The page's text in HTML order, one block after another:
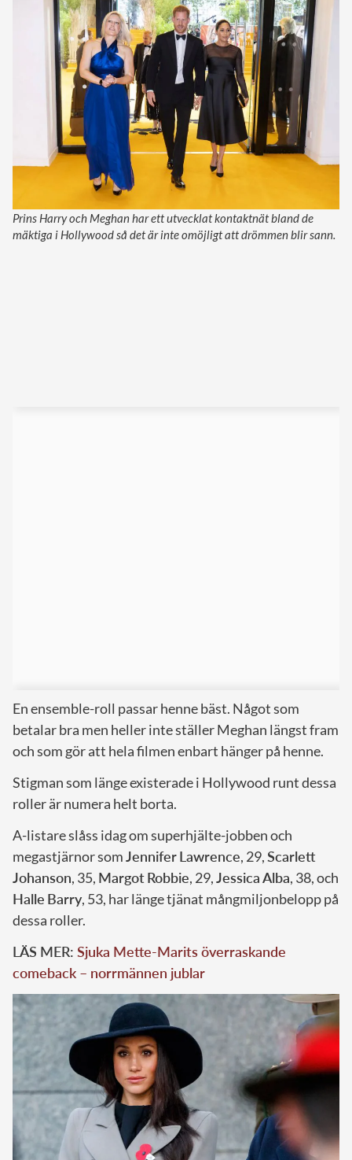
Prins Harry och Meghan har ett utvecklat kontaktnät bland de
mäktiga i Hollywood så det är inte omöjligt att drömmen blir sann.
En ensemble-roll passar henne bäst. Något som
betalar bra men heller inte ställer Meghan längst fram
och som gör att hela filmen enbart hänger på henne.
Stigman som länge existerade i Hollywood runt dessa
roller är numera helt borta.
A-listare slåss idag om superhjälte-jobben och
megastjärnor somJenniferLawrence, 29,Scarlett
Johanson, 35, MargotRobbie, 29,JessicaAlba, 38, och
Halle Barry, 53, har länge tjänat mångmiljonbelopp på
dessa roller.
LÄS MER: Sjuka Mette-Marits överraskande
comeback – norrmännen jublar